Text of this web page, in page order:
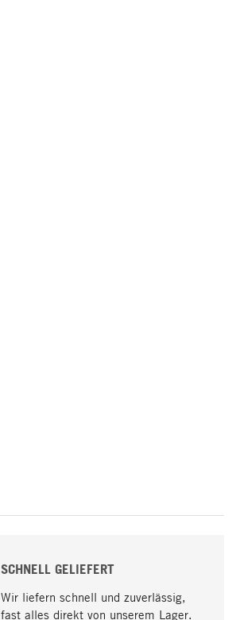
SCHNELL GELIEFERT
Wir liefern schnell und zuverlässig,
fast alles direkt von unserem Lager.